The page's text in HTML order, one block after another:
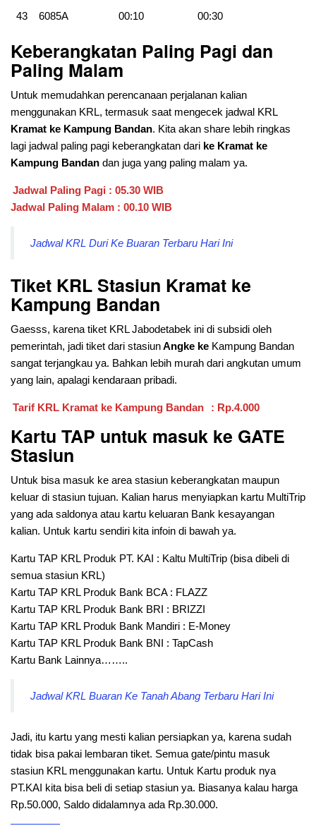
43 6085A 00:10 00:30
Keberangkatan Paling Pagi dan
Paling Malam
Untuk memudahkan perencanaan perjalanan kalian
menggunakan KRL, termasuk saat mengecek jadwal KRL
Kramat ke Kampung Bandan. Kita akan share lebih ringkas
lagi jadwal paling pagi keberangkatan dari ke Kramat ke
Kampung Bandan dan juga yang paling malam ya.
Jadwal Paling Pagi : 05.30 WIB
Jadwal Paling Malam : 00.10 WIB
Jadwal KRL Duri Ke Buaran Terbaru Hari Ini
Tiket KRL Stasiun Kramat ke
Kampung Bandan
Gaesss, karena tiket KRL Jabodetabek ini di subsidi oleh
pemerintah, jadi tiket dari stasiunAngke ke Kampung Bandan
sangat terjangkau ya. Bahkan lebih murah dari angkutan umum
yang lain, apalagi kendaraan pribadi.
Tarif KRL Kramat ke Kampung Bandan : Rp.4.000
Kartu TAP untuk masuk ke GATE
Stasiun
Untuk bisa masuk ke area stasiun keberangkatan maupun
keluar di stasiun tujuan. Kalian harus menyiapkan kartu MultiTrip
yang ada saldonya atau kartu keluaran Bank kesayangan
kalian. Untuk kartu sendiri kita infoin di bawah ya.
Kartu TAP KRL Produk PT. KAI : Kaltu MultiTrip (bisa dibeli di
semua stasiun KRL)
Kartu TAP KRL Produk Bank BCA : FLAZZ
Kartu TAP KRL Produk Bank BRI : BRIZZI
Kartu TAP KRL Produk Bank Mandiri : E-Money
Kartu TAP KRL Produk Bank BNI : TapCash
Kartu Bank Lainnya……..
Jadwal KRL Buaran Ke Tanah Abang Terbaru Hari Ini
Jadi, itu kartu yang mesti kalian persiapkan ya, karena sudah
tidak bisa pakai lembaran tiket. Semua gate/pintu masuk
stasiun KRL menggunakan kartu. Untuk Kartu produk nya
PT.KAI kita bisa beli di setiap stasiun ya. Biasanya kalau harga
Rp.50.000, Saldo didalamnya ada Rp.30.000.